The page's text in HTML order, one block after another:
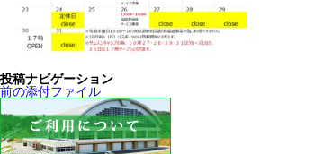
投稿ナビゲーション
前の添付ファイル